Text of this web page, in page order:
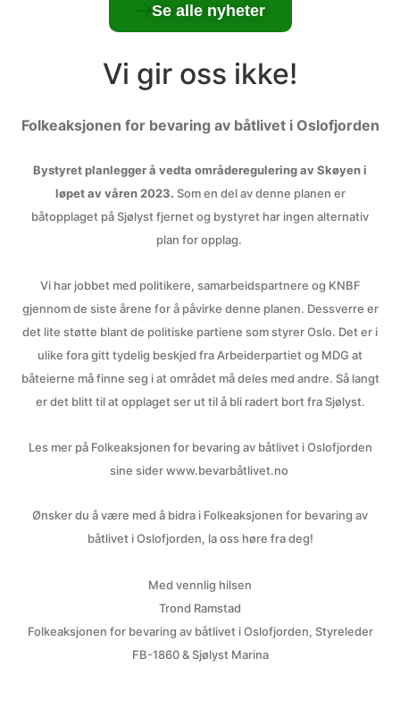
Se alle nyheter
Vi gir oss ikke!
Folkeaksjonen for bevaring av båtlivet i Oslofjorden
Bystyret planlegger å vedta områderegulering av Skøyen i
løpet av våren 2023. Som en del av denne planen er
båtopplaget på Sjølyst fjernet og bystyret har ingen alternativ
plan for opplag.
Vi har jobbet med politikere, samarbeidspartnere og KNBF
gjennom de siste årene for å påvirke denne planen. Dessverre er
det lite støtte blant de politiske partiene som styrer Oslo. Det er i
ulike fora gitt tydelig beskjed fra Arbeiderpartiet og MDG at
båteierne må finne seg i at området må deles med andre. Så langt
er det blitt til at opplaget ser ut til å bli radert bort fra Sjølyst.
Les mer på Folkeaksjonen for bevaring av båtlivet i Oslofjorden
sine sider www.bevarbåtlivet.no
Ønsker du å være med å bidra i Folkeaksjonen for bevaring av
båtlivet i Oslofjorden, la oss høre fra deg!
Med vennlig hilsen
Trond Ramstad
Folkeaksjonen for bevaring av båtlivet i Oslofjorden, Styreleder
FB-1860 & Sjølyst Marina